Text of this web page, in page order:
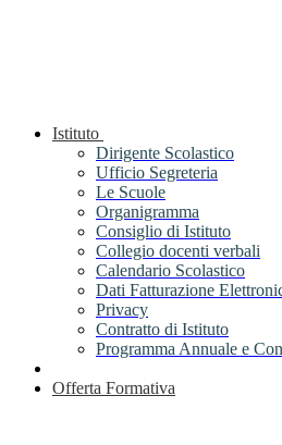
Istituto
Dirigente Scolastico
Ufficio Segreteria
Le Scuole
Organigramma
Consiglio di Istituto
Collegio docenti verbali
Calendario Scolastico
Dati Fatturazione
Privacy
Contratto di Istituto
Programma Annuale e
Offerta Formativa